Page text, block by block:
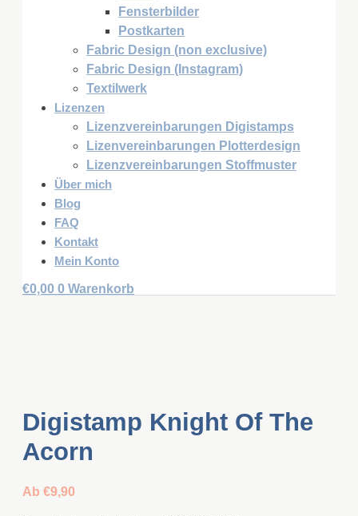
Fensterbilder
Postkarten
Fabric Design (non exclusive)
Fabric Design (Instagram)
Textilwerk
Lizenzen
Lizenzvereinbarungen Digistamps
Lizenvereinbarungen Plotterdesign
Lizenzvereinbarungen Stoffmuster
Über mich
Blog
FAQ
Kontakt
Mein Konto
€0,00 0 Warenkorb
Digistamp Knight Of The
Acorn
Ab €9,90